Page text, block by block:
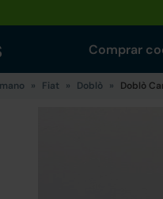
Comprar
Fiat Doblò Doblò